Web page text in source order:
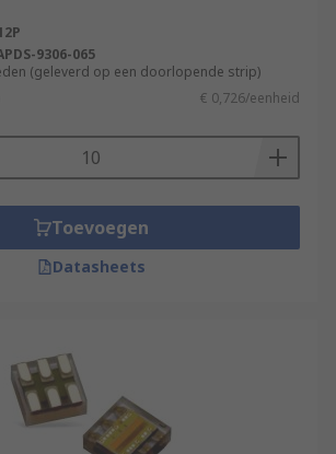
9306-065
(geleverd op een doorlopende strip)
€ 0,726/eenheid
Toevoegen
Datasheets